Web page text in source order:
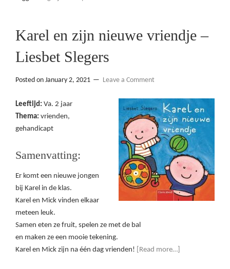
Karel en zijn nieuwe vriendje –
Liesbet Slegers
Posted on January 2, 2021 Leave a Comment
Leeftijd: Va. 2 jaar
Thema: vrienden,
gehandicapt
Samenvatting:
Er komt een nieuwe jongen
bij Karel in de klas.
Karel en Mick vinden elkaar
meteen leuk.
Samen eten ze fruit, spelen ze met de bal
en maken ze een mooie tekening.
Karel en Mick zijn na één dag vrienden!
[Read more…]